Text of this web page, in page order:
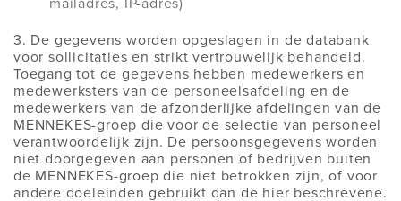
mailadres, IP-adres)
3. De gegevens worden opgeslagen in de databank
voor sollicitaties en strikt vertrouwelijk behandeld.
Toegang tot de gegevens hebben medewerkers en
medewerksters van de personeelsafdeling en de
medewerkers van de afzonderlijke afdelingen van de
MENNEKES-groep die voor de selectie van personeel
verantwoordelijk zijn. De persoonsgegevens worden
niet doorgegeven aan personen of bedrijven buiten
de MENNEKES-groep die niet betrokken zijn, of voor
andere doeleinden gebruikt dan de hier beschrevene.